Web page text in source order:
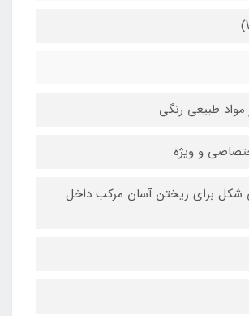
مواد طبیعی رنگی
و ویژه
شکل برای ریختن آسان مرکب داخل